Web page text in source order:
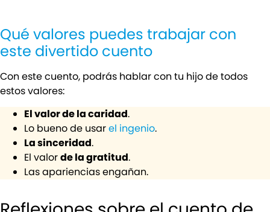
Qué valores puedes trabajar con
este divertido cuento
Con este cuento, podrás hablar con tu hijo de todos
estos valores:
El valor de la caridad.
Lo bueno de usarel ingenio.
La sinceridad.
El valorde la gratitud.
Las apariencias engañan.